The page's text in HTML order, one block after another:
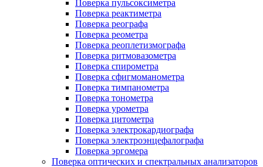
Поверка пульсоксиметра
Поверка реактиметра
Поверка реографа
Поверка реометра
Поверка реоплетизмографа
Поверка ритмовазометра
Поверка спирометра
Поверка сфигмоманометра
Поверка тимпанометра
Поверка тонометра
Поверка урометра
Поверка цитометра
Поверка электрокардиографа
Поверка электроэнцефалографа
Поверка эргомера
Поверка оптических и спектральных анализаторов